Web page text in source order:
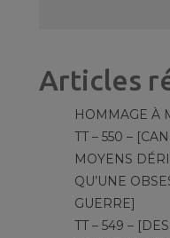
Articles
HOMMAGE À
TT – 550 –
MOYENS
QU’UNE
GUERRE]
TT – 549 –